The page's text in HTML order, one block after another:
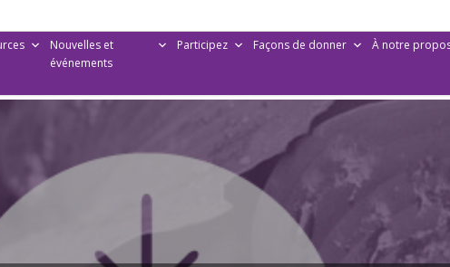
Nouvelles et
événements
Participez Façons de donner À notre